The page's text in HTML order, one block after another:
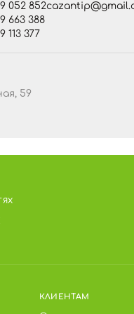
052 852
663 388
113 377
59
КЛИЕНТАМ